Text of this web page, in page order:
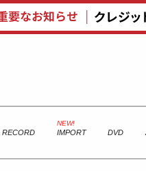
RECORD IMPORT DVD